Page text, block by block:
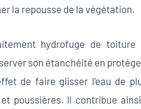
la repousse de la végétation.
hydrofuge de toiture
son étanchéité en
de faire glisser l’eau de
poussières. Il contribue